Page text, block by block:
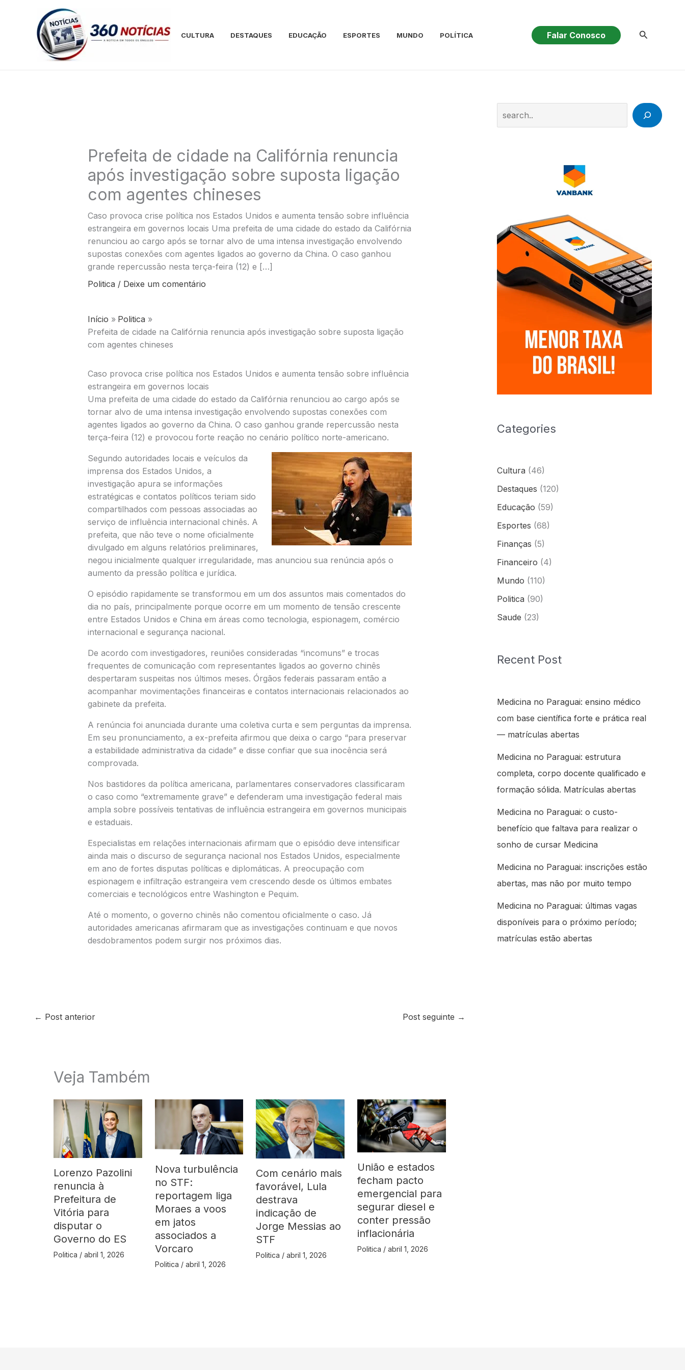
CULTURA DESTAQUES EDUCAÇÃO ESPORTES MUNDO POLÍTICA Falar Conosco Pesquisar
Prefeita de cidade na Califórnia renuncia
após investigação sobre suposta ligação
com agentes chineses
Caso provoca crise política nos Estados Unidos e aumenta tensão sobre influência
estrangeira em governos locais Uma prefeita de uma cidade do estado da Califórnia
renunciou ao cargo após se tornar alvo de uma intensa investigação envolvendo
supostas conexões com agentes ligados ao governo da China. O caso ganhou
grande repercussão nesta terça-feira (12) e […]
Politica / Deixe um comentário
Início
Politica
Prefeita de cidade na Califórnia renuncia após investigação sobre suposta ligação
com agentes chineses
Caso provoca crise política nos Estados Unidos e aumenta tensão sobre influência
estrangeira em governos locais
Uma prefeita de uma cidade do estado da Califórnia renunciou ao cargo após se
tornar alvo de uma intensa investigação envolvendo supostas conexões com
agentes ligados ao governo da China. O caso ganhou grande repercussão nesta
terça-feira (12) e provocou forte reação no cenário político norte-americano.
Segundo autoridades locais e veículos da
imprensa dos Estados Unidos, a
investigação apura se informações
estratégicas e contatos políticos teriam sido
compartilhados com pessoas associadas ao
serviço de influência internacional chinês. A
prefeita, que não teve o nome oficialmente
divulgado em alguns relatórios preliminares,
negou inicialmente qualquer irregularidade, mas anunciou sua renúncia após o
aumento da pressão política e jurídica.
O episódio rapidamente se transformou em um dos assuntos mais comentados do
dia no país, principalmente porque ocorre em um momento de tensão crescente
entre Estados Unidos e China em áreas como tecnologia, espionagem, comércio
internacional e segurança nacional.
De acordo com investigadores, reuniões consideradas “incomuns” e trocas
frequentes de comunicação com representantes ligados ao governo chinês
despertaram suspeitas nos últimos meses. Órgãos federais passaram então a
acompanhar movimentações financeiras e contatos internacionais relacionados ao
gabinete da prefeita.
A renúncia foi anunciada durante uma coletiva curta e sem perguntas da imprensa.
Em seu pronunciamento, a ex-prefeita afirmou que deixa o cargo “para preservar
a estabilidade administrativa da cidade” e disse confiar que sua inocência será
comprovada.
Nos bastidores da política americana, parlamentares conservadores classificaram
o caso como “extremamente grave” e defenderam uma investigação federal mais
ampla sobre possíveis tentativas de influência estrangeira em governos municipais
e estaduais.
Especialistas em relações internacionais afirmam que o episódio deve intensificar
ainda mais o discurso de segurança nacional nos Estados Unidos, especialmente
em ano de fortes disputas políticas e diplomáticas. A preocupação com
espionagem e infiltração estrangeira vem crescendo desde os últimos embates
comerciais e tecnológicos entre Washington e Pequim.
Até o momento, o governo chinês não comentou oficialmente o caso. Já
autoridades americanas afirmaram que as investigações continuam e que novos
desdobramentos podem surgir nos próximos dias.
← Post anterior Post seguinte →
Veja Também
Lorenzo Pazolini
renuncia à
Prefeitura de
Vitória para
disputar o
Governo do ES
Politica / abril 1, 2026
Nova turbulência
no STF:
reportagem liga
Moraes a voos
em jatos
associados a
Vorcaro
Politica / abril 1, 2026
Com cenário mais
favorável, Lula
destrava
indicação de
Jorge Messias ao
STF
Politica /abril 1, 2026
União e estados
fecham pacto
emergencial para
segurar diesel e
conter pressão
inflacionária
Politica /abril 1, 2026
Categories
Cultura (46)
Destaques (120)
Educação (59)
Esportes (68)
Finanças (5)
Financeiro (4)
Mundo (110)
Politica (90)
Saude (23)
Recent Post
Medicina no Paraguai: ensino médico
com base científica forte e prática real
— matrículas abertas
Medicina no Paraguai: estrutura
completa, corpo docente qualificado e
formação sólida. Matrículas abertas
Medicina no Paraguai: o custo-
benefício que faltava para realizar o
sonho de cursar Medicina
Medicina no Paraguai: inscrições estão
abertas, mas não por muito tempo
Medicina no Paraguai: últimas vagas
disponíveis para o próximo período;
matrículas estão abertas